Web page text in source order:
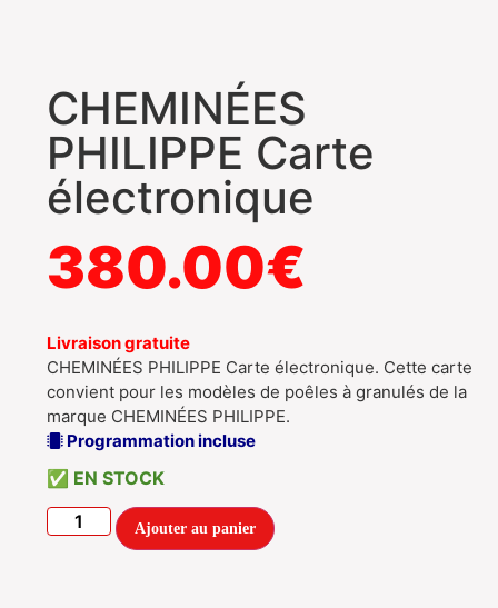
CHEMINÉES
PHILIPPE Carte
électronique
380.00€
Livraison gratuite
CHEMINÉES PHILIPPE Carte électronique. Cette carte
convient pour les modèles de poêles à granulés de la
marque CHEMINÉES PHILIPPE.
Programmation incluse
EN STOCK
Ajouter au panier